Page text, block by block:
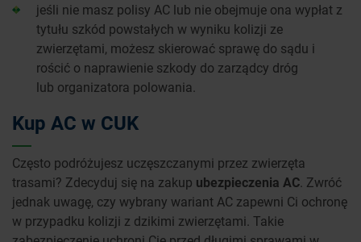
jeśli nie masz polisy AC lub nie obejmuje ona wypłat z
tytułu szkód powstałych w wyniku kolizji ze
zwierzętami, możesz skierować sprawę do sądu i
rościć o naprawienie szkody do zarządcy dróg
lub organizatora polowania.
Kup AC w CUK
Często podróżujesz uczęszczanymi przez zwierzęta
trasami? Zdecyduj się na zakup ubezpieczenia AC. Zwróć
jednak uwagę, czy wybrany wariant AC zapewni Ci ochronę
w przypadku kolizji z dzikimi zwierzętami. Takie